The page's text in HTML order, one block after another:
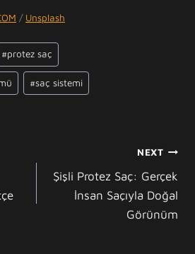
/ Unsplash
#protez saç
#saç sistemi
NEXT
Şişli Protez Saç: Gerçek
İnsan Saçıyla Doğal
Görünüm